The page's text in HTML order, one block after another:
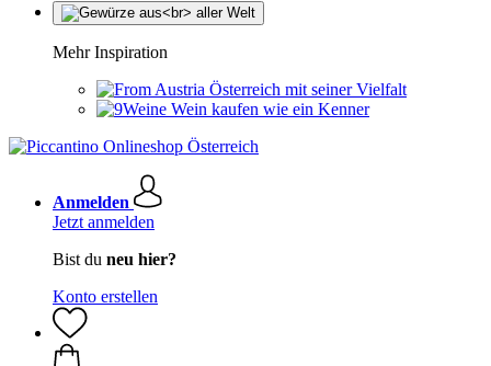
Mehr Inspiration
Österreich mit seiner Vielfalt
Wein kaufen wie ein Kenner
Anmelden
Jetzt anmelden
Bist du neu hier?
Konto erstellen